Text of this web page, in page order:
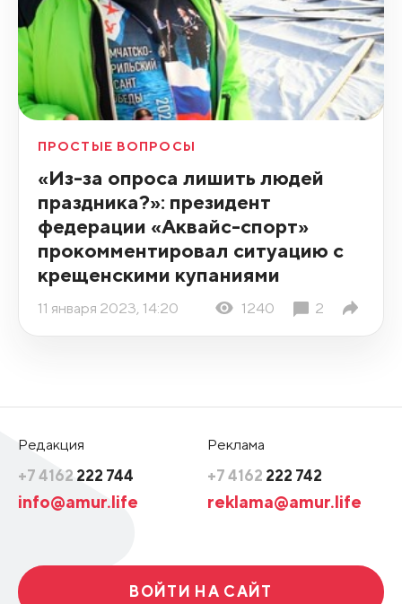
ПРОСТЫЕ ВОПРОСЫ
«Из-за опроса лишить людей
праздника?»: президент
федерации «Аквайс-спорт»
прокомментировал ситуацию с
крещенскими купаниями
11 января 2023, 14:20 1240 2
Редакция
+7 4162 222 744
info@amur.life
Реклама
+7 4162 222 742
reklama@amur.life
ВОЙТИ НА САЙТ